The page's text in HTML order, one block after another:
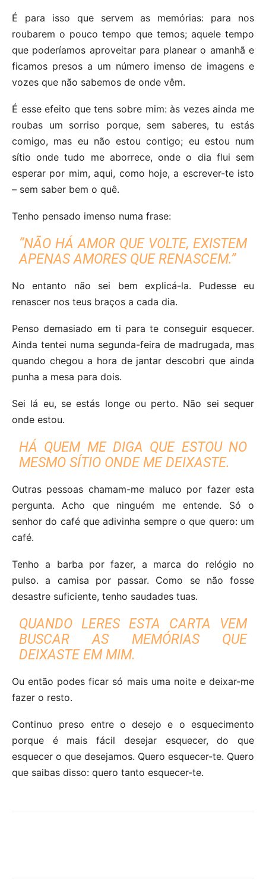
É para isso que servem as memórias: para nos
roubarem o pouco tempo que temos; aquele tempo
que poderíamos aproveitar para planear o amanhã e
ficamos presos a um número imenso de imagens e
vozes que não sabemos de onde vêm.
É esse efeito que tens sobre mim: às vezes ainda me
roubas um sorriso porque, sem saberes, tu estás
comigo, mas eu não estou contigo; eu estou num
sítio onde tudo me aborrece, onde o dia flui sem
esperar por mim, aqui, como hoje, a escrever-te isto
– sem saber bem o quê.
Tenho pensado imenso numa frase:
“NÃO HÁ AMOR QUE VOLTE, EXISTEM
APENAS AMORES QUE RENASCEM.”
No entanto não sei bem explicá-la. Pudesse eu
renascer nos teus braços a cada dia.
Penso demasiado em ti para te conseguir esquecer.
Ainda tentei numa segunda-feira de madrugada, mas
quando chegou a hora de jantar descobri que ainda
punha a mesa para dois.
Sei lá eu, se estás longe ou perto. Não sei sequer
onde estou.
HÁ QUEM ME DIGA QUE ESTOU NO
MESMO SÍTIO ONDE ME DEIXASTE.
Outras pessoas chamam-me maluco por fazer esta
pergunta. Acho que ninguém me entende. Só o
senhor do café que adivinha sempre o que quero: um
café.
Tenho a barba por fazer, a marca do relógio no
pulso. a camisa por passar. Como se não fosse
desastre suficiente, tenho saudades tuas.
QUANDO LERES ESTA CARTA VEM
BUSCAR AS MEMÓRIAS QUE
DEIXASTE EM MIM.
Ou então podes ficar só mais uma noite e deixar-me
fazer o resto.
Continuo preso entre o desejo e o esquecimento
porque é mais fácil desejar esquecer, do que
esquecer o que desejamos. Quero esquecer-te. Quero
que saibas disso: quero tanto esquecer-te.